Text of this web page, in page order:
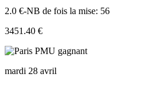
2.0 €-NB de fois la mise: 56
3451.40 €
mardi 28 avril